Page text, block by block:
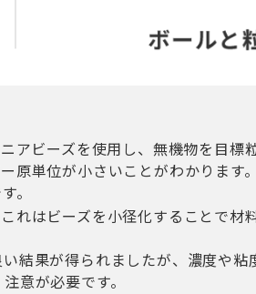
ビーズを使用し、無機物を目
単位が小さいことがわかります
。
れはビーズを小径化することで材
結果が得られましたが、濃度や
意が必要です。